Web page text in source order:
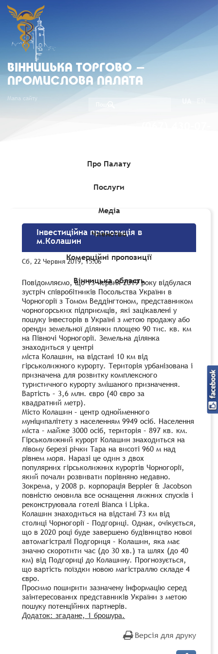
ВIННИЦЬКА ТОРГОВО -
ПРОМИСЛОВА ПАЛАТА
Мапа сайту
Про Палату
Послуги
Медіа
Членство
Комерційні пропозиції
Вінницька область
Комерційні пропозиції»Інвестиційна пропозиція в
Інвестиційна пропозиція в
м.Колашин
Сб, 22 Червня 2019, 15:06
Повідомляємо, що 13 червня 2019 року відбулася
зустріч співробітників Посольства України в
Чорногорії з Томом Веддінгтоном, представником
чорногорських підприємців, які зацікавлені у
пошуку інвесторів в Україні з метою продажу або
оренди земельної ділянки площею 90 тис. кв. км
на Півночі Чорногорії. Земельна ділянка
знаходиться у центрі
міста Колашин, на відстані 10 км від
гірськолижного курорту. Територія урбанізована і
призначена для розвитку комплексного
туристичного курорту змішаного призначення.
Вартість – 3,6 млн. євро (40 євро за
квадратний метр).
Місто Колашин – центр однойменного
муніципалітету з населенням 9949 осіб. Населення
міста – майже 3000 осіб, територія – 897 кв. км.
Гірськолижний курорт Колашин знаходиться на
лівому березі річки Тара на висоті 960 м над
рівнем моря. Наразі це один з двох
популярних гірськолижних курортів Чорногорії,
який почали розвивати порівняно недавно.
Зокрема, у 2008 р. корпорація Beppler & Jacobson
повністю оновила все оснащення лижних спусків і
реконструювала готелі Bianca і Lipka.
Колашин знаходиться на відстані 73 км від
столиці Чорногорії – Подгориці. Однак, очікується,
що в 2020 році буде завершено будівництво нової
автомагістралі Подгориця – Колашин, яка має
значно скоротити час (до 30 хв.) та шлях (до 40
км) від Подгориці до Колашину. Прогнозується,
що вартість поїздки новою магістраллю складе 4
євро.
Просимо поширити зазначену інформацію серед
заінтересованих представників України з метою
пошуку потенційних партнерів.
Додаток: згадане, 1 брошура.
Версія для друку